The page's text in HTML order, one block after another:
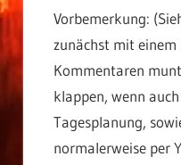
Vorbemerkung:
zunächst mit einem
Kommentaren
klappen, wenn
Tagesplanung,
normalerweise per